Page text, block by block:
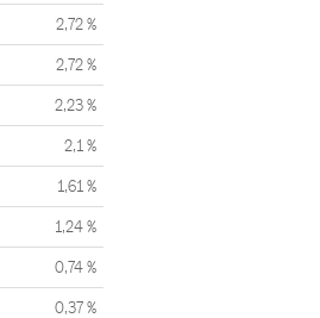
2,72 %
2,72 %
2,23 %
2,1 %
1,61 %
1,24 %
0,74 %
0,37 %